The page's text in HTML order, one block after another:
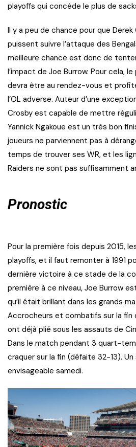
playoffs qui concède le plus de
Il y a peu de chance pour que Derek
puissent suivre l’attaque des
meilleure chance est donc de
l’impact de Joe Burrow. Pour cela,
devra être au rendez-vous et
l’OL adverse. Auteur d’une
Crosby est capable de mettre
Yannick Ngakoue est un très bon
joueurs ne parviennent pas à
temps de trouver ses WR, et les
Raiders ne sont pas suffisamment
Pour la première fois depuis 2015,
playoffs, et il faut remonter à 1991
dernière victoire à ce stade de la
première à ce niveau, Joe Burrow
qu’il était brillant dans les grands
Accrocheurs et combatifs sur la fin
ont déjà plié sous les assauts de
Dans le match pendant 3 quart-
craquer sur la fin (défaite 32-13).
envisageable samedi.